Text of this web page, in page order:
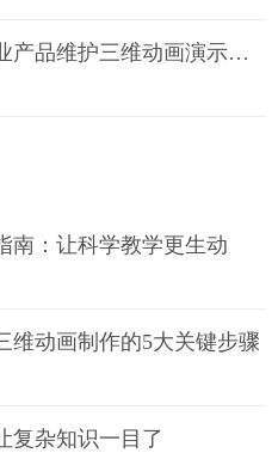
设备维护维修不再难！专业产品维护三维动画演示定制指南
南：让科学教学更生动
维动画制作的5大关键步骤
复杂知识一目了